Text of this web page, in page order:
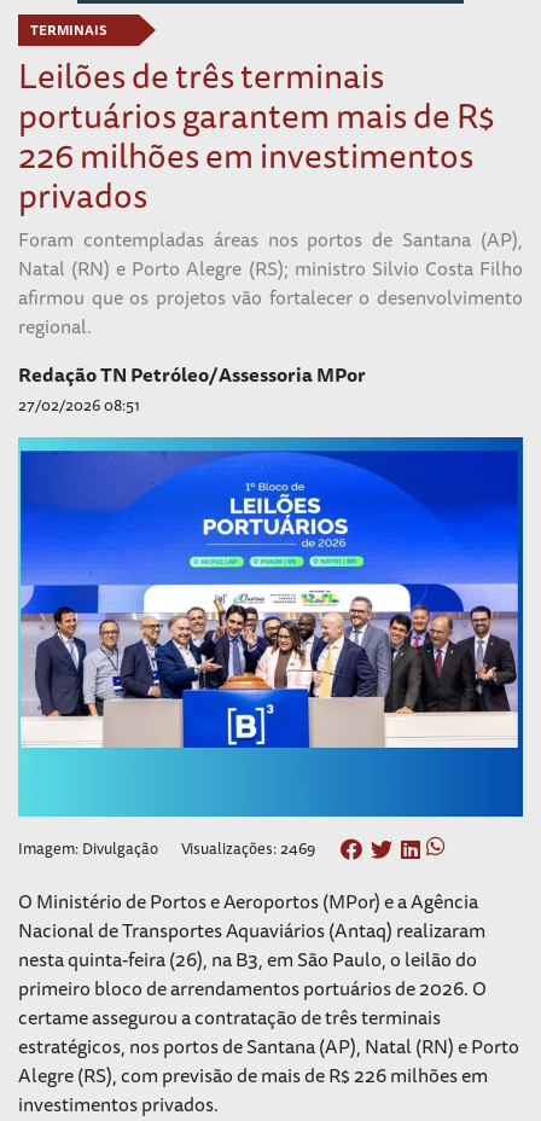
TERMINAIS
Leilões de três terminais
portuários garantem mais de R$
226 milhões em investimentos
privados
Foram contempladas áreas nos portos de Santana (AP),
Natal (RN) e Porto Alegre (RS); ministro Silvio Costa Filho
afirmou que os projetos vão fortalecer o desenvolvimento
regional.
Redação TN Petróleo/Assessoria MPor
27/02/2026 08:51
Imagem: Divulgação Visualizações: 2469
O Ministério de Portos e Aeroportos (MPor) e a Agência
Nacional de Transportes Aquaviários (Antaq) realizaram
nesta quinta-feira (26), na B3, em São Paulo, o leilão do
primeiro bloco de arrendamentos portuários de 2026. O
certame assegurou a contratação de três terminais
estratégicos, nos portos de Santana (AP), Natal (RN) e Porto
Alegre (RS), com previsão de mais de R$ 226 milhões em
investimentos privados.